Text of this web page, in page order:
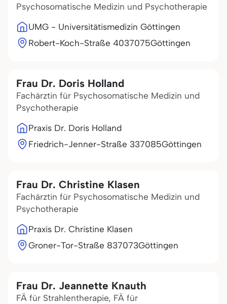
Psychosomatische Medizin und Psychotherapie
UMG - Universitätismedizin Göttingen
Robert-Koch-Straße 4037075Göttingen
Frau Dr. Doris Holland
Fachärztin für Psychosomatische Medizin und
Psychotherapie
Praxis Dr. Doris Holland
Friedrich-Jenner-Straße 337085Göttingen
Frau Dr. Christine Klasen
Fachärztin für Psychosomatische Medizin und
Psychotherapie
Praxis Dr. Christine Klasen
Groner-Tor-Straße 837073Göttingen
Frau Dr. Jeannette Knauth
FÄ für Strahlentherapie, FÄ für